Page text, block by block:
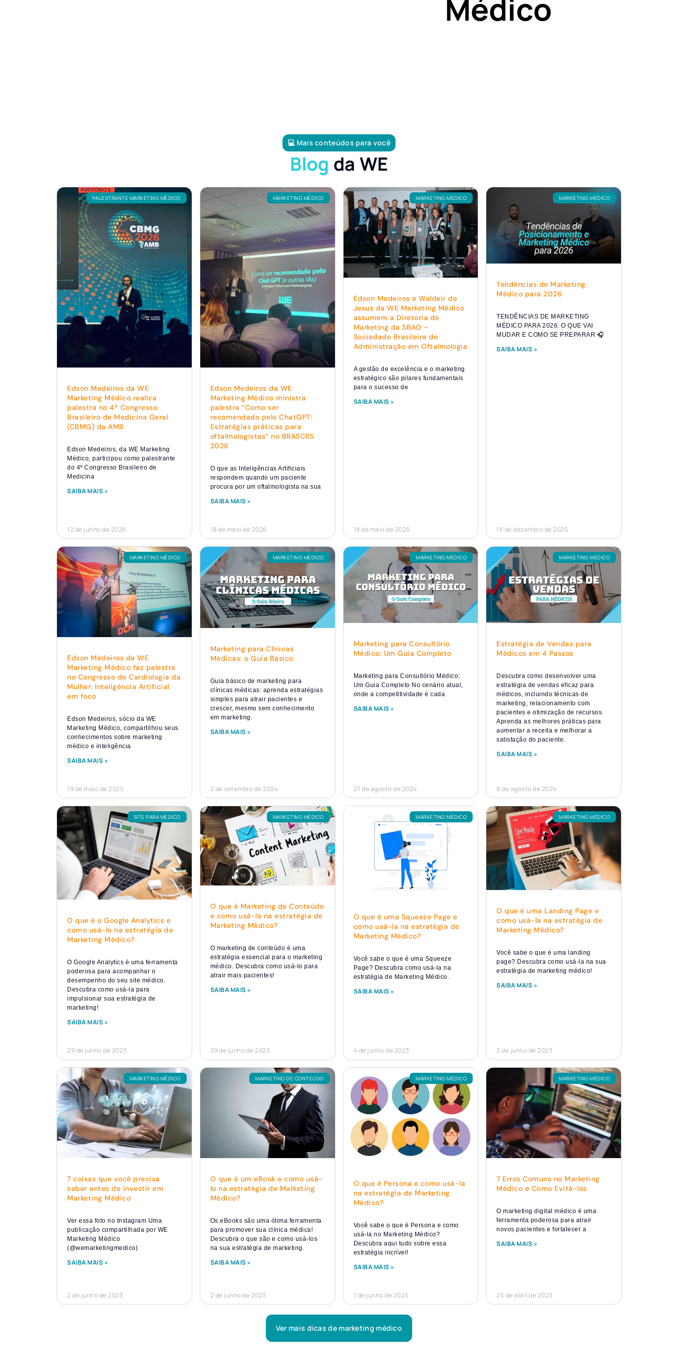
Médico
💻 Mais conteúdos para você
Blog da WE
PALESTRANTE MARKETING MÉDICO
Edson Medeiros da WE
Marketing Médico realiza
palestra no 4º Congresso
Brasileiro de Medicina Geral
(CBMG) da AMB
Edson Medeiros, da WE Marketing
Médico, participou como palestrante
do 4º Congresso Brasileiro de
Medicina
SAIBA MAIS »
12 de junho de 2026
MARKETING MÉDICO
Edson Medeiros da WE
Marketing Médico ministra
palestra “Como ser
recomendado pelo ChatGPT:
Estratégias práticas para
oftalmologistas” no BRASCRS
2026
O que as Inteligências Artificiais
respondem quando um paciente
procura por um oftalmologista na sua
SAIBA MAIS »
18 de maio de 2026
MARKETING MÉDICO
Edson Medeiros e Waldeir de
Jesus da WE Marketing Médico
assumem a Diretoria de
Marketing da SBAO –
Sociedade Brasileira de
Administração em Oftalmologia
A gestão de excelência e o marketing
estratégico são pilares fundamentais
para o sucesso de
SAIBA MAIS »
18 de maio de 2026
MARKETING MÉDICO
Tendências de Marketing
Médico para 2026
TENDÊNCIAS DE MARKETING
MÉDICO PARA 2026: O QUE VAI
MUDAR E COMO SE PREPARAR 🎧
SAIBA MAIS »
16 de dezembro de 2025
MARKETING MÉDICO
Edson Medeiros da WE
Marketing Médico faz palestra
no Congresso de Cardiologia da
Mulher: Inteligência Artificial
em foco
Edson Medeiros, sócio da WE
Marketing Médico, compartilhou seus
conhecimentos sobre marketing
médico e inteligência
SAIBA MAIS »
19 de maio de 2025
MARKETING MÉDICO
Marketing para Clínicas
Médicas: o Guia Básico
Guia básico de marketing para
clínicas médicas: aprenda estratégias
simples para atrair pacientes e
crescer, mesmo sem conhecimento
em marketing.
SAIBA MAIS »
2 de setembro de 2024
MARKETING MÉDICO
Marketing para Consultório
Médico: Um Guia Completo
Marketing para Consultório Médico:
Um Guia Completo No cenário atual,
onde a competitividade é cada
SAIBA MAIS »
27 de agosto de 2024
MARKETING MÉDICO
Estratégia de Vendas para
Médicos em 4 Passos
Descubra como desenvolver uma
estratégia de vendas eficaz para
médicos, incluindo técnicas de
marketing, relacionamento com
pacientes e otimização de recursos.
Aprenda as melhores práticas para
aumentar a receita e melhorar a
satisfação do paciente.
SAIBA MAIS »
8 de agosto de 2024
SITE PARA MÉDICO
O que é o Google Analytics e
como usá-lo na estratégia de
Marketing Médico?
O Google Analytics é uma ferramenta
poderosa para acompanhar o
desempenho do seu site médico.
Descubra como usá-la para
impulsionar sua estratégia de
marketing!
SAIBA MAIS »
29 de junho de 2023
MARKETING MÉDICO
O que é Marketing de Conteúdo
e como usá-lo na estratégia de
Marketing Médico?
O marketing de conteúdo é uma
estratégia essencial para o marketing
médico. Descubra como usá-lo para
atrair mais pacientes!
SAIBA MAIS »
29 de junho de 2023
MARKETING MÉDICO
O que é uma Squeeze Page e
como usá-la na estratégia de
Marketing Médico?
Você sabe o que é uma Squeeze
Page? Descubra como usá-la na
estratégia de Marketing Médico.
SAIBA MAIS »
4 de junho de 2023
MARKETING MÉDICO
O que é uma Landing Page e
como usá-la na estratégia de
Marketing Médico?
Você sabe o que é uma landing
page? Descubra como usá-la na sua
estratégia de marketing médico!
SAIBA MAIS »
3 de junho de 2023
MARKETING MÉDICO
7 coisas que você precisa
saber antes de investir em
Marketing Médico
Ver essa foto no Instagram Uma
publicação compartilhada por WE
Marketing Médico
(@wemarketingmedico)
SAIBA MAIS »
2 de junho de 2023
MARKETING DE CONTEÚDO
O que é um eBook e como usá-
lo na estratégia de Marketing
Médico?
Os eBooks são uma ótima ferramenta
para promover sua clínica médica!
Descubra o que são e como usá-los
na sua estratégia de marketing.
SAIBA MAIS »
2 de junho de 2023
MARKETING MÉDICO
O que é Persona e como usá-la
na estratégia de Marketing
Médico?
Você sabe o que é Persona e como
usá-la no Marketing Médico?
Descubra aqui tudo sobre essa
estratégia incrível!
SAIBA MAIS »
1 de junho de 2023
MARKETING MÉDICO
7 Erros Comuns no Marketing
Médico e Como Evitá-los
O marketing digital médico é uma
ferramenta poderosa para atrair
novos pacientes e fortalecer a
SAIBA MAIS »
25 de abril de 2023
Ver mais dicas de marketing médico